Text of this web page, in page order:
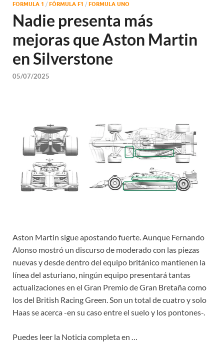
FORMULA 1 / FÓRMULA F1 / FORMULA UNO
Nadie presenta más
mejoras que Aston Martin
en Silverstone
05/07/2025
Aston Martin sigue apostando fuerte. Aunque Fernando
Alonso mostró un discurso de moderado con las piezas
nuevas y desde dentro del equipo británico mantienen la
línea del asturiano, ningún equipo presentará tantas
actualizaciones en el Gran Premio de Gran Bretaña como
los del British Racing Green. Son un total de cuatro y solo
Haas se acerca -en su caso entre el suelo y los pontones-.
Puedes leer la Noticia completa en …